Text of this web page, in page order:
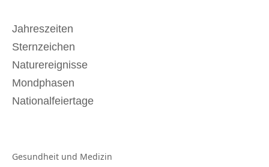
Jahreszeiten
Sternzeichen
Naturereignisse
Mondphasen
Nationalfeiertage
Gesundheit und Medizin